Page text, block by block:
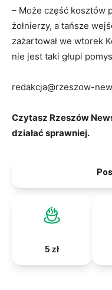
– Może część kosztów
żołnierzy, a tańsze
zażartował we wtorek
nie jest taki głupi
redakcja@rzeszow-
Czytasz Rzeszów
działać sprawniej.
5 zł